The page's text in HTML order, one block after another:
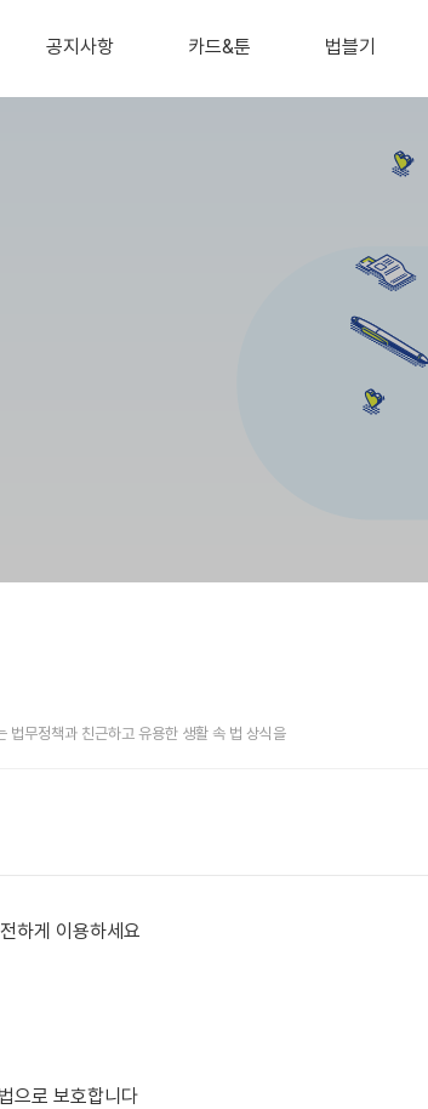
법무정책과 친근하고 유용한 생활 속 법 상식을
공지사항 카드&툰 법블기
하게 이용하세요
으로 보호합니다